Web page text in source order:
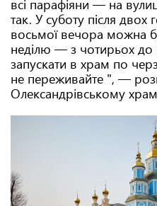
всі парафіяни — на
так. У суботу після
восьмої вечора можна
неділю — з чотирьох
запускати в храм по
не переживайте ", —
Олександрівському